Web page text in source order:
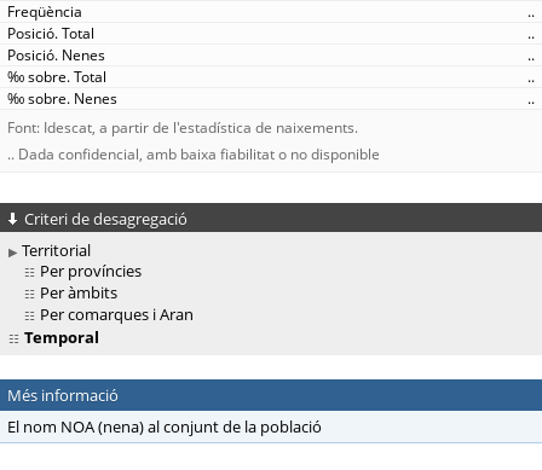
..
..
..
..
..
Font: Idescat, a partir de l'estadística de naixements.
.. Dada confidencial, amb baixa fiabilitat o no disponible
Criteri de desagregació
Territorial
Per províncies
Per àmbits
Per comarques i Aran
Temporal
Més informació
El nom NOA (nena) al conjunt de la població